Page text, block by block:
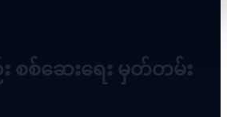
စစ်ဆေးရေး မှတ်တမ်း